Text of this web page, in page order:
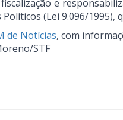
fiscalização e
(Lei 9.096/1995),
de Notícias, com
STF